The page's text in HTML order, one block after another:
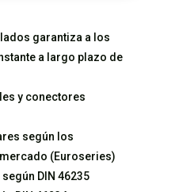
garantiza a los
a largo plazo de
y conectores
según los
(Euroseries)
DIN 46235